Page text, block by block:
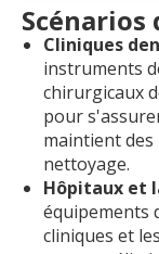
Cliniques
instruments
chirurgicaux
pour
maintient
nettoyage.
Hôpitaux et
équipements
cliniques et